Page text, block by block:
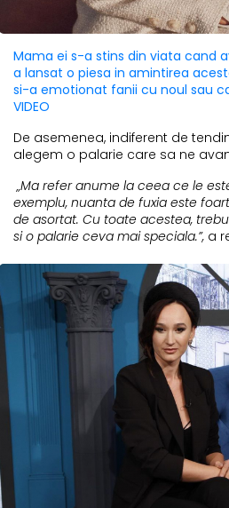
Mama ei s-a stins din viata cand
a lansat o piesa in amintirea
si-a emotionat fanii cu noul sau
VIDEO
De asemenea, indiferent de
alegem o palarie care sa ne
„Ma refer anume la ceea ce le
exemplu, nuanta de fuxia este
de asortat. Cu toate acestea,
si o palarie ceva mai speciala.”, a